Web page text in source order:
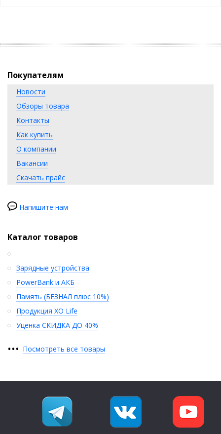
Покупателям
Новости
Обзоры товара
Контакты
Как купить
О компании
Вакансии
Скачать прайс
Напишите нам
Каталог товаров
Зарядные устройства
PowerBank и АКБ
Память (БЕЗНАЛ плюс 10%)
Продукция XO Life
Уценка СКИДКА ДО 40%
••• Посмотреть все товары